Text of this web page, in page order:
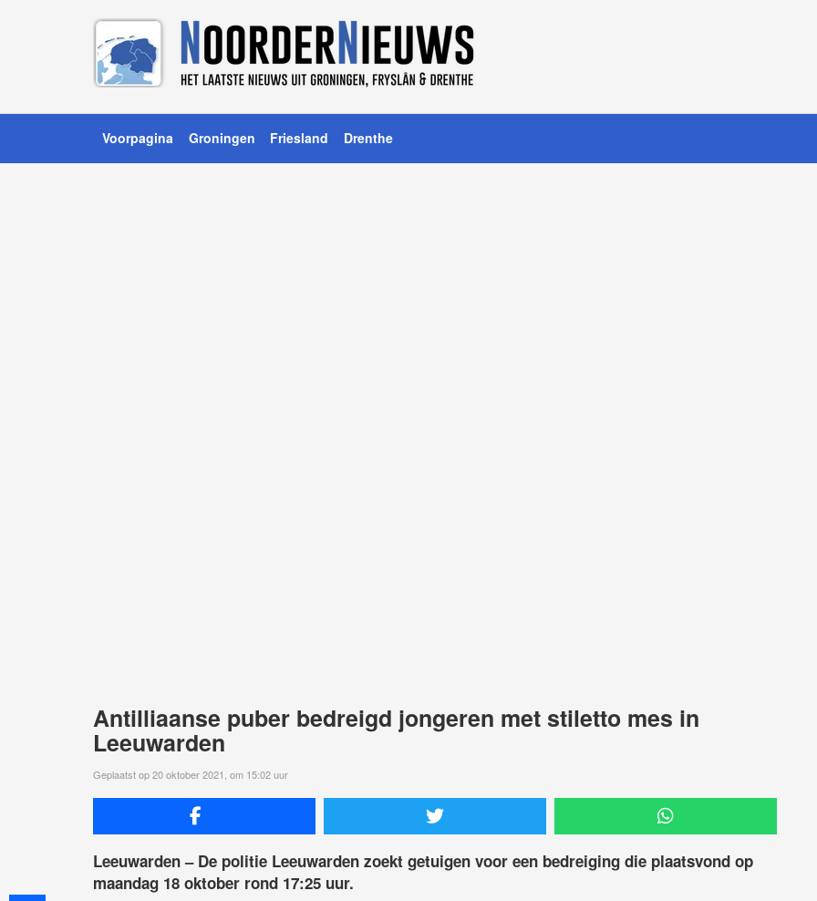
Voorpagina Groningen Friesland Drenthe
Antilliaanse puber bedreigd jongeren met stiletto mes in
Leeuwarden
Geplaatst op 20 oktober 2021, om 15:02 uur
Leeuwarden – De politie Leeuwarden zoekt getuigen voor een bedreiging die plaatsvond op
maandag 18 oktober rond 17:25 uur.